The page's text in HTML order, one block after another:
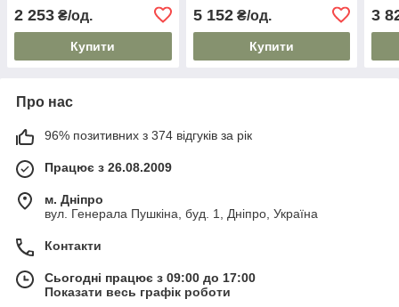
2 253 ₴/од.
Купити
5 152₴/од.
Купити
3
Про нас
96% позитивних з 374 відгуків за рік
Працює з 26.08.2009
м. Дніпро
вул. Генерала Пушкіна, буд. 1, Дніпро, Україна
Контакти
Сьогодні працює з 09:00 до 17:00
Показати весь графік роботи